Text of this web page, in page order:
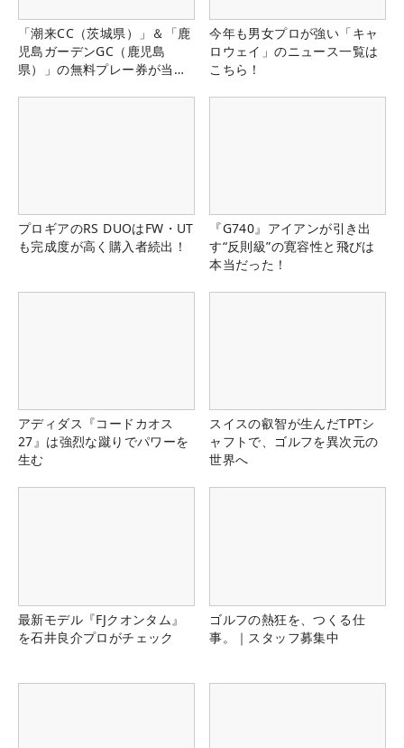
「潮来CC（茨城県）」＆「鹿
児島ガーデンGC（鹿児島
県）」の無料プレー券が当た
今年も男女プロが強い「キャ
ロウェイ」のニュース一覧は
こちら！
プロギアのRS DUOはFW・UT
も完成度が高く購入者続出！
『G740』アイアンが引き出
す“反則級”の寛容性と飛びは
本当だった！
アディダス『コードカオス
27』は強烈な蹴りでパワーを
生む
スイスの叡智が生んだTPTシ
ャフトで、ゴルフを異次元の
世界へ
最新モデル『FJクオンタム』
を石井良介プロがチェック
ゴルフの熱狂を、つくる仕
事。｜スタッフ募集中